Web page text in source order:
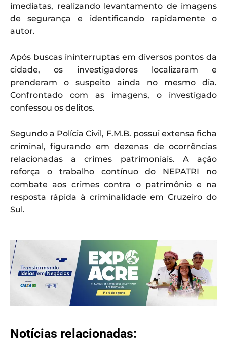
imediatas, realizando levantamento de imagens
de segurança e identificando rapidamente o
autor.
Após buscas ininterruptas em diversos pontos da
cidade, os investigadores localizaram e
prenderam o suspeito ainda no mesmo dia.
Confrontado com as imagens, o investigado
confessou os delitos.
Segundo a Polícia Civil, F.M.B. possui extensa ficha
criminal, figurando em dezenas de ocorrências
relacionadas a crimes patrimoniais. A ação
reforça o trabalho contínuo do NEPATRI no
combate aos crimes contra o patrimônio e na
resposta rápida à criminalidade em Cruzeiro do
Sul.
Notícias relacionadas: